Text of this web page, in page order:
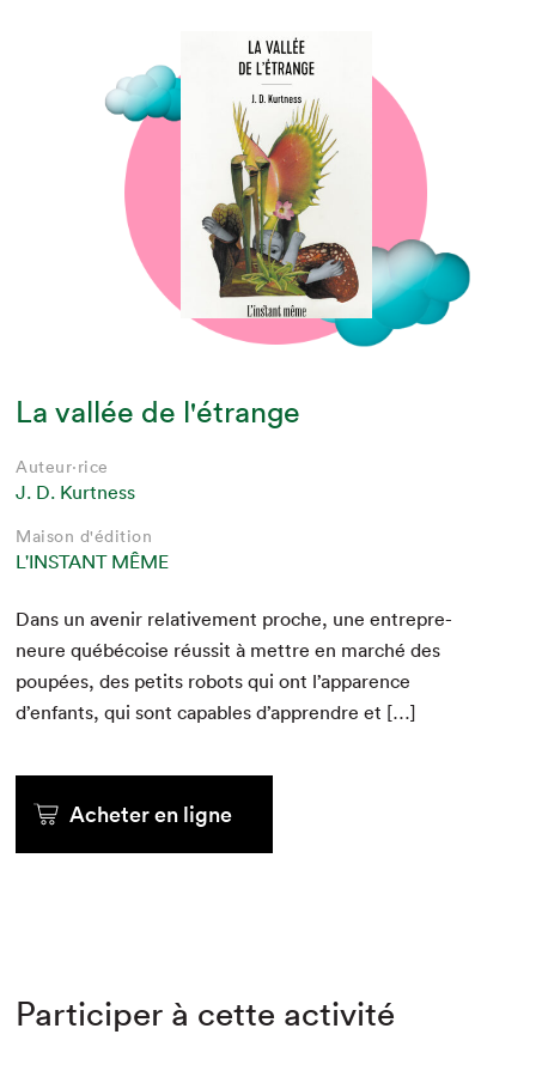
La vallée de l'étrange
Auteur·rice
J. D. Kurtness
Maison d'édition
L'INSTANT MÊME
Dans un avenir rel­a­tive­ment proche, une entre­pre­
neure québé­coise réus­sit à met­tre en marché des
poupées, des petits robots qui ont l’apparence
d’enfants, qui sont capa­bles d’apprendre et […]
Acheter en ligne
Participer à cette activité